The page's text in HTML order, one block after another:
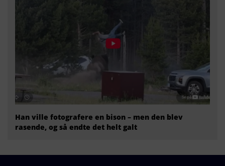
Han ville fotografere en bison – men den blev
rasende, og så endte det helt galt